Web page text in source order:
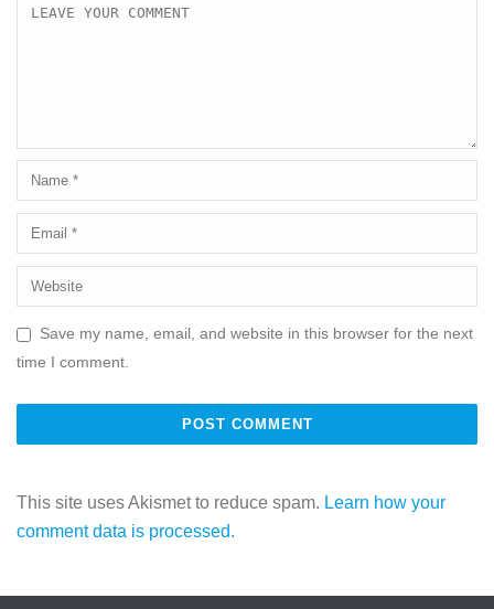
Save my name, email, and website in this browser for the next
time I comment.
This site uses Akismet to reduce spam. Learn how your
comment data is processed.